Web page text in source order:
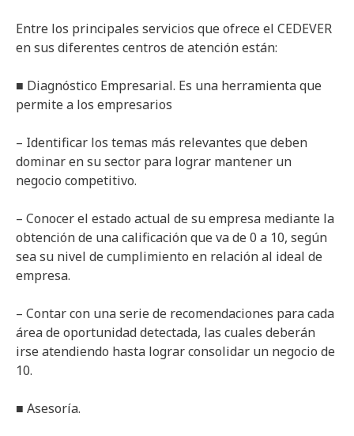
Entre los principales servicios que ofrece el CEDEVER
en sus diferentes centros de atención están:
■ Diagnóstico Empresarial. Es una herramienta que
permite a los empresarios
– Identificar los temas más relevantes que deben
dominar en su sector para lograr mantener un
negocio competitivo.
– Conocer el estado actual de su empresa mediante la
obtención de una calificación que va de 0 a 10, según
sea su nivel de cumplimiento en relación al ideal de
empresa.
– Contar con una serie de recomendaciones para cada
área de oportunidad detectada, las cuales deberán
irse atendiendo hasta lograr consolidar un negocio de
10.
■ Asesoría.